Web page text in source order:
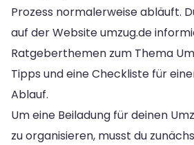
Prozess normalerweise abläuft.
auf der Website umzug.de
Ratgeberthemen zum Thema
Tipps und eine Checkliste für
Ablauf.
Um eine Beiladung für deinen
zu organisieren, musst du